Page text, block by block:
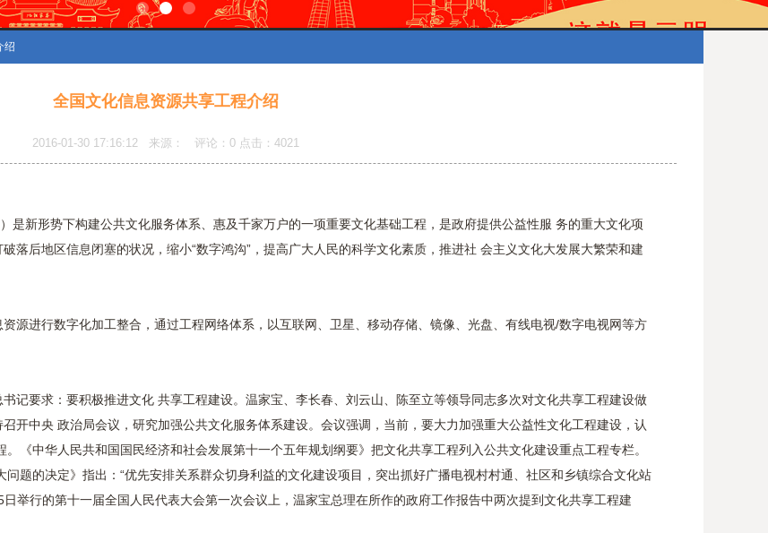
绍
全国文化信息资源共享工程介绍
2016-01-30 17:16:12 来源： 评论： 0 点击： 4021
是新形势下构建公共文化服务体系、惠及千家万户的一项重要文化基础工程，是政府提供公益性服 务的重大文化项
落后地区信息闭塞的状况，缩小“数字鸿沟”，提高广大人民的科学文化素质，推进社 会主义文化大发展大繁荣和建
源进行数字化加工整合，通过工程网络体系，以互联网、卫星、移动存储、镜像、光盘、有线电视/数字电视网等方
记要求：要积极推进文化 共享工程建设。温家宝、李长春、刘云山、陈至立等领导同志多次对文化共享工程建设做
开中央 政治局会议，研究加强公共文化服务体系建设。会议强调，当前，要大力加强重大公益性文化工程建设，认
《中华人民共和国国民经济和社会发展第十一个五年规划纲要》把文化共享工程列入公共文化建设重点工程专栏。
题的决定》指出：“优先安排关系群众切身利益的文化建设项目，突出抓好广播电视村村通、社区和乡镇综合文化站
举行的第十一届全国人民代表大会第一次会议上，温家宝总理在所作的政府工作报告中两次提到文化共享工程建